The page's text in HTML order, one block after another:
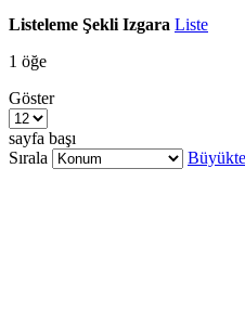
Listeleme Şekli Izgara Liste
1 öğe
Göster
sayfa başı
Sırala